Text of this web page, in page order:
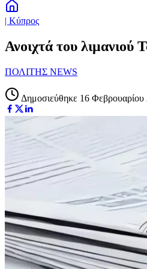
| Κύπρος
Ανοιχτά του λιμανιού
ΠΟΛΙΤΗΣ NEWS
Δημοσιεύθηκε 16 Φεβρουαρίου